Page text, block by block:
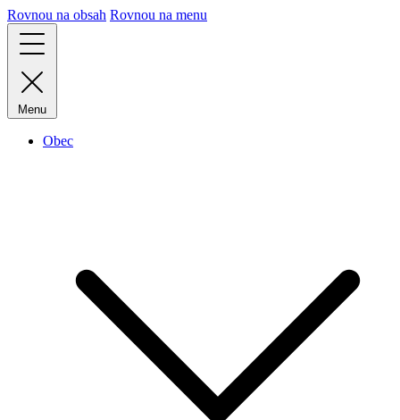
Rovnou na obsah Rovnou na menu
Menu
Obec